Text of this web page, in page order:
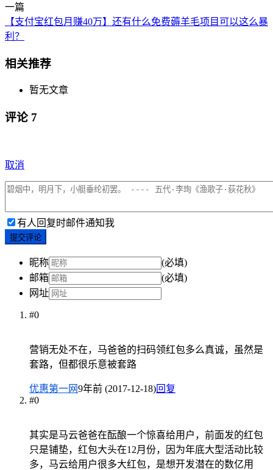
一篇
【支付宝红包月赚40万】还有什么免费薅羊毛项目可以这么暴
利？
相关推荐
暂无文章
评论 7
取消
有人回复时邮件通知我
提交评论
昵称
(必填)
邮箱
(必填)
网址
#0
营销无处不在，马爸爸的扫码领红包多么真诚，虽然是
套路，但都很乐意被套路
优惠第一网9年前 (2017-12-18)回复
#0
其实是马云爸爸在酝酿一个惊喜给用户，前面发的红包
只是铺垫，红包大头在12月份，因为年底大型活动比较
多，马云给用户很多大红包，是想开发潜在的数亿用